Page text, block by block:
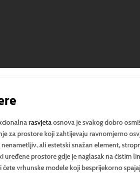
rasvjetaosnova je svakog dobro
za prostore koji zahtijevaju ravnomjerno
ali estetski snažan element,
uređene prostore gdje je naglasak na čistim
ćete vrhunske modele koji besprijekorno